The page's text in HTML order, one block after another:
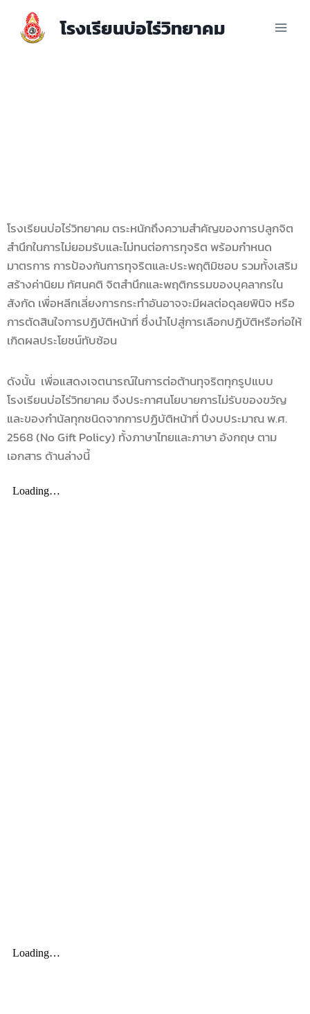
โรงเรียนบ่อไร่วิทยาคม
โรงเรียนบ่อไร่วิทยาคม ตระหนักถึงความสำคัญของการปลูกจิต
สำนึกในการไม่ยอมรับและไม่ทนต่อการทุจริต พร้อมกำหนด
มาตรการ การป้องกันการทุจริตและประพฤติมิชอบ รวมทั้งเสริม
สร้างค่านิยม ทัศนคติ จิตสำนึกและพฤติกรรมของบุคลากรใน
สังกัด เพื่อหลีกเลี่ยงการกระทำอันอาจจะมีผลต่อดุลยพินิจ หรือ
การตัดสินใจการปฏิบัติหน้าที่ ซึ่งนำไปสู่การเลือกปฏิบัติหรือก่อให้
เกิดผลประโยชน์ทับซ้อน
ดังนั้น เพื่อแสดงเจตนารณ์ในการต่อต้านทุจริตทุกรูปแบบ
โรงเรียนบ่อไร่วิทยาคม จึงประกาศนโยบายการไม่รับของขวัญ
และของกำนัลทุกชนิดจากการปฏิบัติหน้าที่ ปีงบประมาณ พ.ศ.
2568 (No Gift Policy) ทั้งภาษาไทยและภาษา อังกฤษ ตาม
เอกสาร ด้านล่างนี้